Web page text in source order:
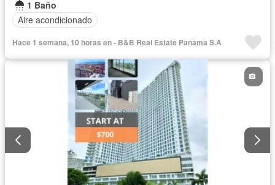
1 Baño
Aire acondicionado
Hace 1 semana, 10 horas en - B&B Real Estate Panama S.A